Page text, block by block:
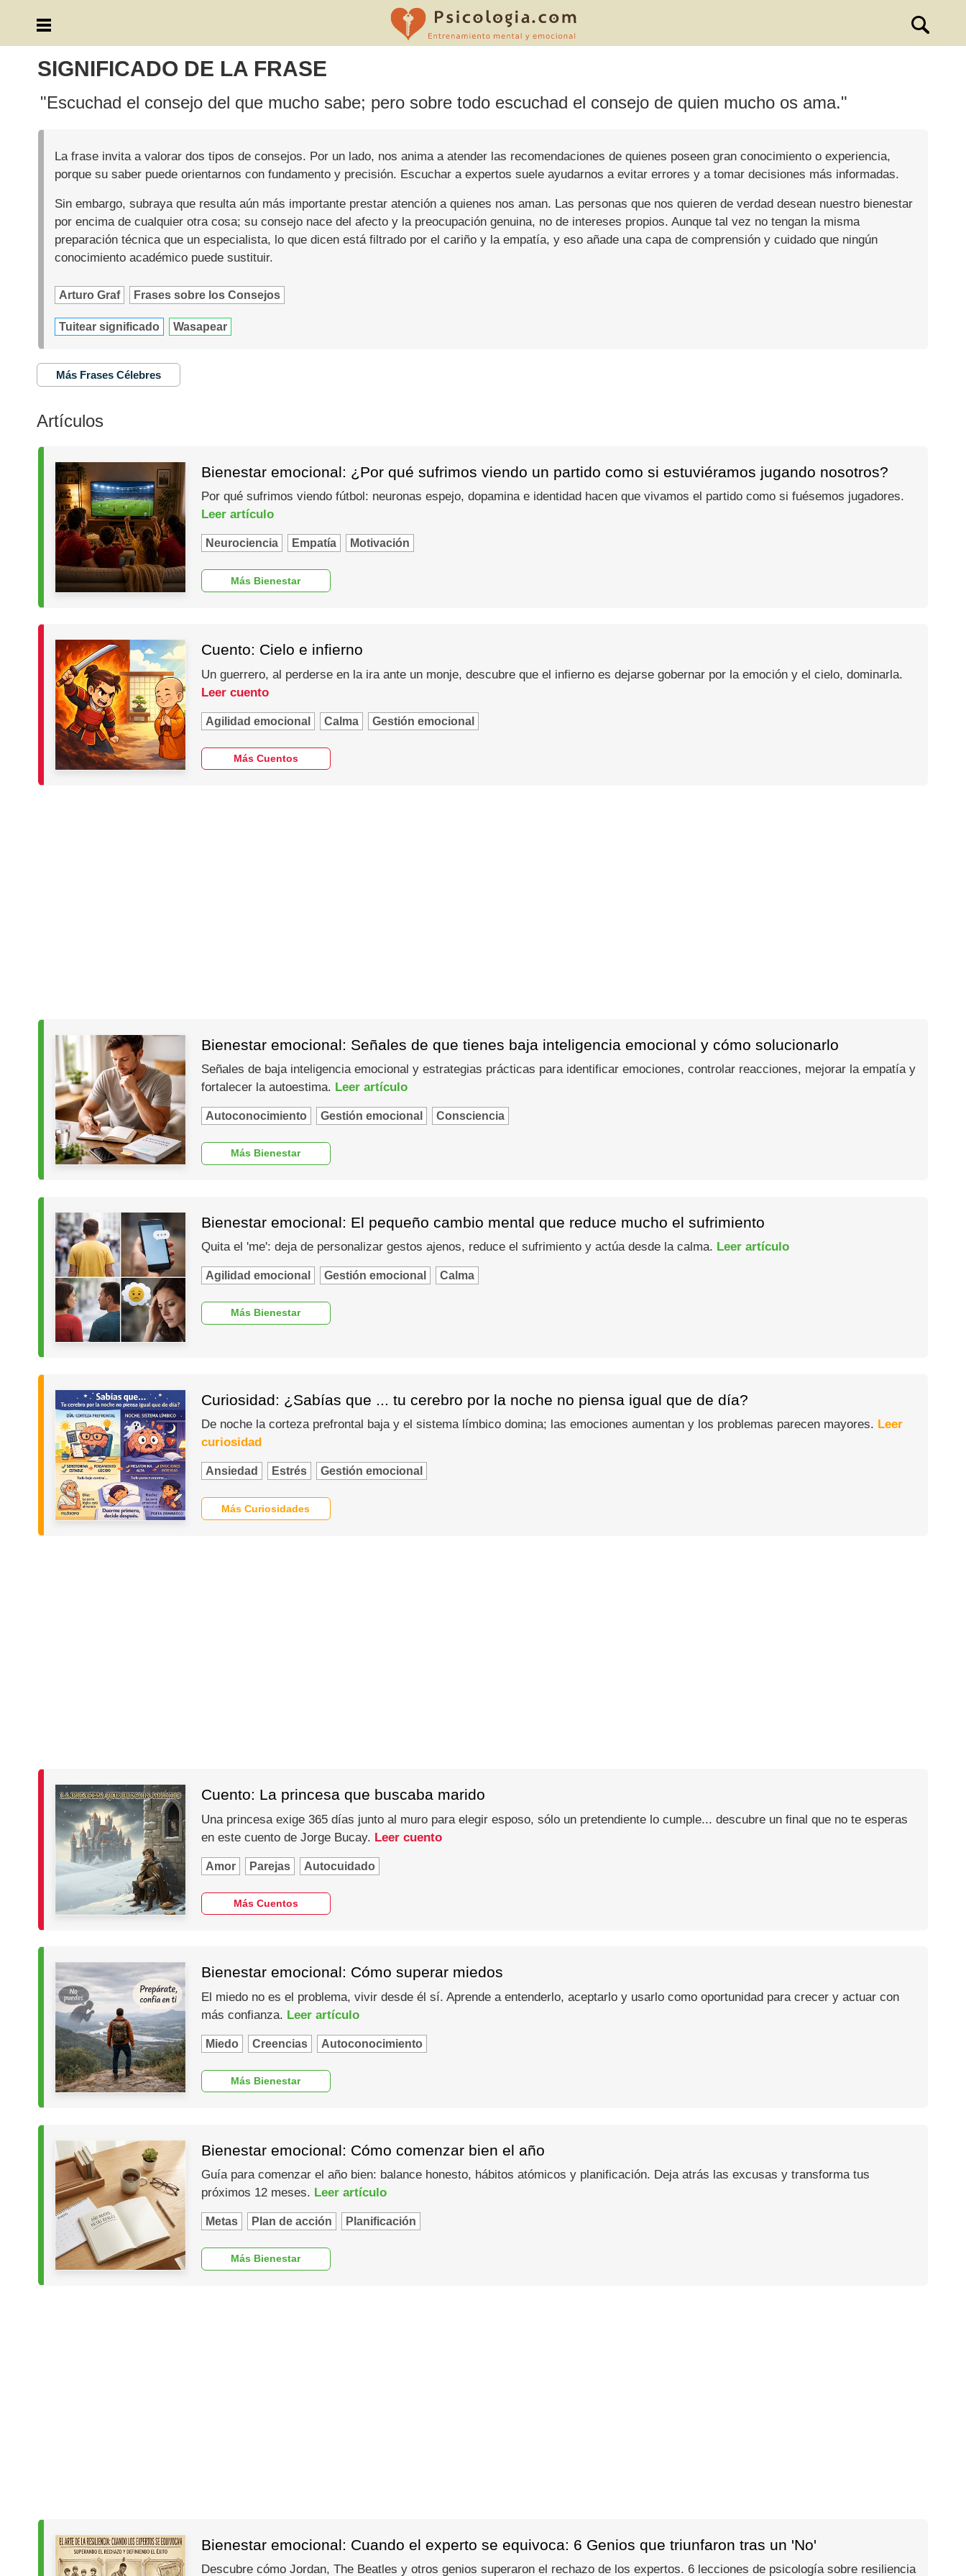
SIGNIFICADO DE LA FRASE
"Escuchad el consejo del que mucho sabe; pero sobre todo escuchad el consejo de quien mucho os ama."
La frase invita a valorar dos tipos de consejos. Por un lado, nos anima a atender las recomendaciones de quienes poseen gran conocimiento o experiencia,
porque su saber puede orientarnos con fundamento y precisión. Escuchar a expertos suele ayudarnos a evitar errores y a tomar decisiones más informadas.
Sin embargo, subraya que resulta aún más importante prestar atención a quienes nos aman. Las personas que nos quieren de verdad desean nuestro bienestar
por encima de cualquier otra cosa; su consejo nace del afecto y la preocupación genuina, no de intereses propios. Aunque tal vez no tengan la misma
preparación técnica que un especialista, lo que dicen está filtrado por el cariño y la empatía, y eso añade una capa de comprensión y cuidado que ningún
conocimiento académico puede sustituir.
Arturo Graf Frases sobre los Consejos
Tuitear significado Wasapear
Más Frases Célebres
Artículos
Bienestar emocional: ¿Por qué sufrimos viendo un partido como si estuviéramos jugando nosotros?
Por qué sufrimos viendo fútbol: neuronas espejo, dopamina e identidad hacen que vivamos el partido como si fuésemos jugadores.
Leer artículo
Neurociencia Empatía Motivación
Más Bienestar
Cuento: Cielo e infierno
Un guerrero, al perderse en la ira ante un monje, descubre que el infierno es dejarse gobernar por la emoción y el cielo, dominarla.
Leer cuento
Agilidad emocional Calma Gestión emocional
Más Cuentos
Bienestar emocional: Señales de que tienes baja inteligencia emocional y cómo solucionarlo
Señales de baja inteligencia emocional y estrategias prácticas para identificar emociones, controlar reacciones, mejorar la empatía y
fortalecer la autoestima. Leer artículo
Autoconocimiento Gestión emocional Consciencia
Más Bienestar
Bienestar emocional: El pequeño cambio mental que reduce mucho el sufrimiento
Quita el 'me': deja de personalizar gestos ajenos, reduce el sufrimiento y actúa desde la calma. Leer artículo
Agilidad emocional Gestión emocional Calma
Más Bienestar
Curiosidad: ¿Sabías que ... tu cerebro por la noche no piensa igual que de día?
De noche la corteza prefrontal baja y el sistema límbico domina; las emociones aumentan y los problemas parecen mayores. Leer
curiosidad
Ansiedad Estrés Gestión emocional
Más Curiosidades
Cuento: La princesa que buscaba marido
Una princesa exige 365 días junto al muro para elegir esposo, sólo un pretendiente lo cumple... descubre un final que no te esperas
en este cuento de Jorge Bucay. Leer cuento
Amor Parejas Autocuidado
Más Cuentos
Bienestar emocional: Cómo superar miedos
El miedo no es el problema, vivir desde él sí. Aprende a entenderlo, aceptarlo y usarlo como oportunidad para crecer y actuar con
más confianza. Leer artículo
Miedo Creencias Autoconocimiento
Más Bienestar
Bienestar emocional: Cómo comenzar bien el año
Guía para comenzar el año bien: balance honesto, hábitos atómicos y planificación. Deja atrás las excusas y transforma tus
próximos 12 meses. Leer artículo
Metas Plan de acción Planificación
Más Bienestar
Bienestar emocional: Cuando el experto se equivoca: 6 Genios que triunfaron tras un 'No'
Descubre cómo Jordan, The Beatles y otros genios superaron el rechazo de los expertos. 6 lecciones de psicología sobre resiliencia